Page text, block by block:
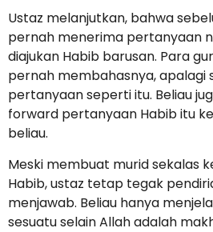
Ustaz melanjutkan, bahwa
pernah menerima pertanyaan
diajukan Habib barusan. Para
pernah membahasnya, apalagi
pertanyaan seperti itu. Beliau
forward pertanyaan Habib itu
beliau.
Meski membuat murid sekalas
Habib, ustaz tetap tegak
menjawab. Beliau hanya
sesuatu selain Allah adalah